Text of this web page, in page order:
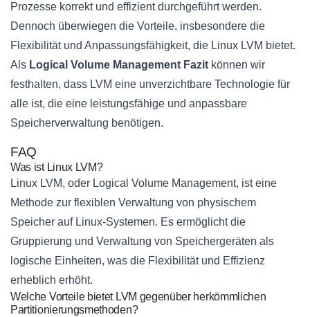
Prozesse korrekt und effizient durchgeführt werden.
Dennoch überwiegen die Vorteile, insbesondere die
Flexibilität und Anpassungsfähigkeit, die Linux LVM bietet.
Als Logical Volume Management Fazit können wir
festhalten, dass LVM eine unverzichtbare Technologie für
alle ist, die eine leistungsfähige und anpassbare
Speicherverwaltung benötigen.
FAQ
Was ist Linux LVM?
Linux LVM, oder Logical Volume Management, ist eine
Methode zur flexiblen Verwaltung von physischem
Speicher auf Linux-Systemen. Es ermöglicht die
Gruppierung und Verwaltung von Speichergeräten als
logische Einheiten, was die Flexibilität und Effizienz
erheblich erhöht.
Welche Vorteile bietet LVM gegenüber herkömmlichen
Partitionierungsmethoden?